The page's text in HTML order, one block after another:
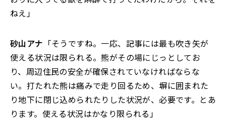
ねえ」
砂山アナ 「そうですね。一応、記事には最も吹き矢が
使える状況は限られる。熊がその場にじっとしてお
り、周辺住民の安全が確保されていなければならな
い。打たれた熊は痛みで走り回るため、塀に囲まれた
り地下に閉じ込められたりした状況が、必要です。とあ
ります。使える状況はかなり限られる」